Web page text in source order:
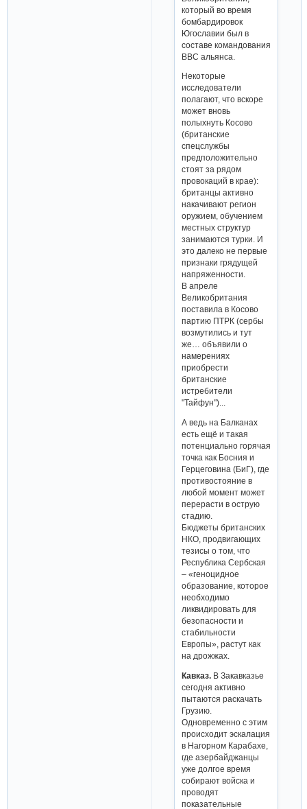
который во время
бомбардировок
Югославии был в
составе командования
ВВС альянса.
Некоторые
исследователи
полагают, что вскоре
может вновь
полыхнуть Косово
(британские
спецслужбы
предположительно
стоят за рядом
провокаций в крае):
британцы активно
накачивают регион
оружием, обучением
местных структур
занимаются турки. И
это далеко не первые
признаки грядущей
напряженности.
В апреле
Великобритания
поставила в Косово
партию ПТРК (сербы
возмутились и тут
же… объявили о
намерениях
приобрести
британские
истребители
"Тайфун")...
А ведь на Балканах
есть ещё и такая
потенциально горячая
точка как Босния и
Герцеговина (БиГ), где
противостояние в
любой момент может
перерасти в острую
стадию.
Бюджеты британских
НКО, продвигающих
тезисы о том, что
Республика Сербская
– «геноцидное
образование, которое
необходимо
ликвидировать для
безопасности и
стабильности
Европы», растут как
на дрожжах.
Кавказ. В Закавказье
сегодня активно
пытаются раскачать
Грузию.
Одновременно с этим
происходит эскалация
в Нагорном Карабахе,
где азербайджанцы
уже долгое время
собирают войска и
проводят
показательные